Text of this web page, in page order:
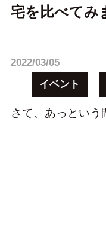
宅を比べて
2022/03/05
イベント
さて、あっという